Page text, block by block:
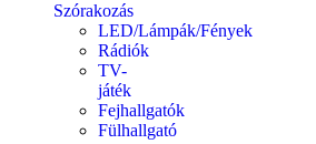
Szórakozás
LED/Lámpák/Fények
Rádiók
TV-
játék
Fejhallgatók
Fülhallgató